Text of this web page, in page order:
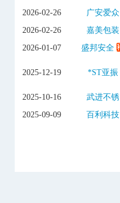
2026-02-26
广安爱众
2026-02-26
嘉美包装
2026-01-07
盛邦安全
2025-12-19 *ST亚振
2025-10-16
武进不锈
2025-09-09
百利科技